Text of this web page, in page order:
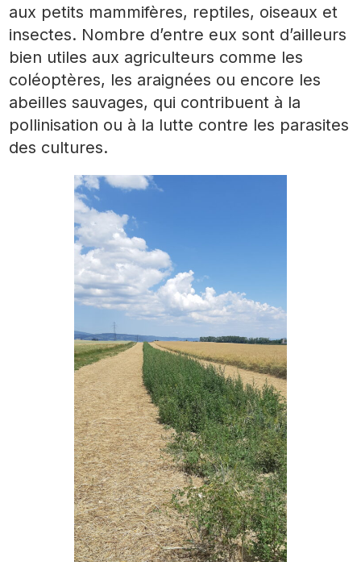
aux petits mammifères, reptiles, oiseaux et
insectes. Nombre d’entre eux sont d’ailleurs
bien utiles aux agriculteurs comme les
coléoptères, les araignées ou encore les
abeilles sauvages, qui contribuent à la
pollinisation ou à la lutte contre les parasites
des cultures.